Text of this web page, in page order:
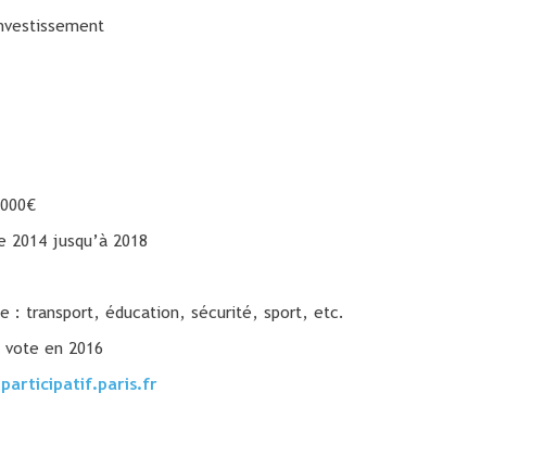
2014 jusqu’à 2018
: transport, éducation, sécurité, sport, etc.
vote en 2016